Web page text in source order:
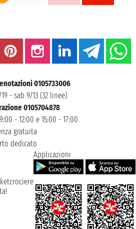
0105733006
- sab 9/13 (32 linee)
0105704878
- 12:00 e 15:00 - 17:00
gratuita
dedicato
Applicazioni